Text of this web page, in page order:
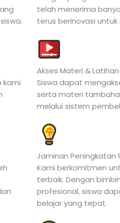
kami
telah menerima
terus berinovasi
Akses Materi &
Siswa dapat
serta materi
melalui sistem
Jaminan Peningkatan
Kami berkomitmen
terbaik. Dengan
profesional, siswa
belajar yang tepat.